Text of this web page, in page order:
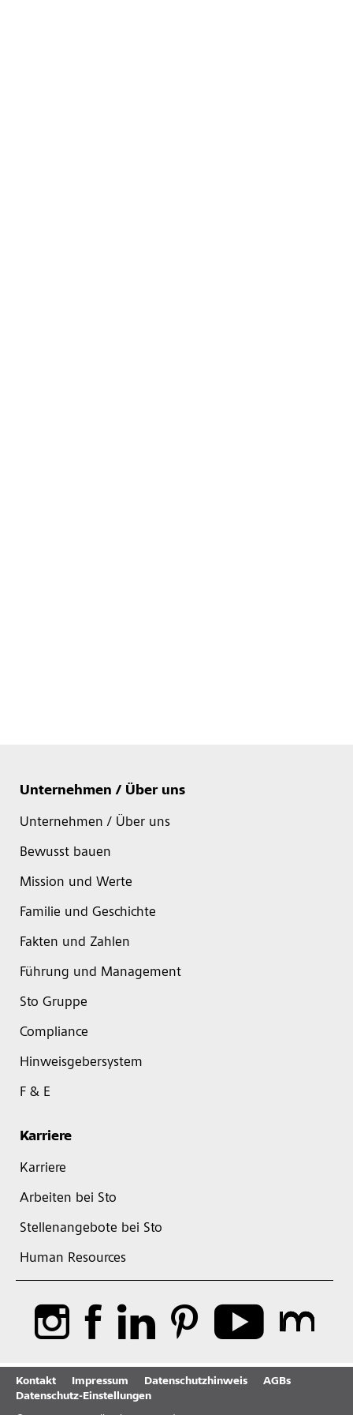
Unternehmen / Über uns
Unternehmen / Über uns
Bewusst bauen
Mission und Werte
Familie und Geschichte
Fakten und Zahlen
Führung und Management
Sto Gruppe
Compliance
Hinweisgebersystem
F & E
Karriere
Karriere
Arbeiten bei Sto
Stellenangebote bei Sto
Human Resources
Kontakt Impressum Datenschutzhinweis
AGBs
Datenschutz-Einstellungen